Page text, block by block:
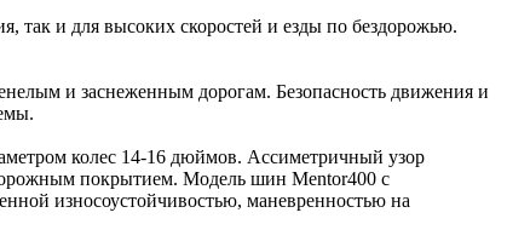
так и для высоких скоростей и езды по бездорожью.
и заснеженным дорогам. Безопасность движения и
колес 14-16 дюймов. Ассиметричный узор
покрытием. Модель шин Mentor400 с
износоустойчивостью, маневренностью на